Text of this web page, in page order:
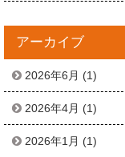
アーカイブ
2026年6月 (1)
2026年4月 (1)
2026年1月 (1)